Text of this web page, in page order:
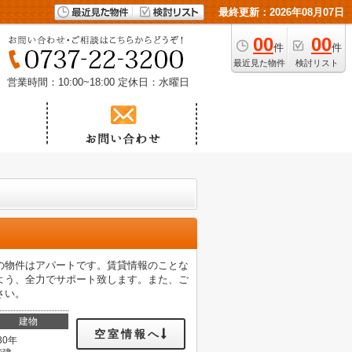
最終更新：2026年08月07日
00件
最近見た物件
00件
検討リスト
営業時間：10:00~18:00 定休日：水曜日
件はアパートです。賃貸情報のことな
、全力でサポート致します。また、ご
。
建物
年
空室情報へ